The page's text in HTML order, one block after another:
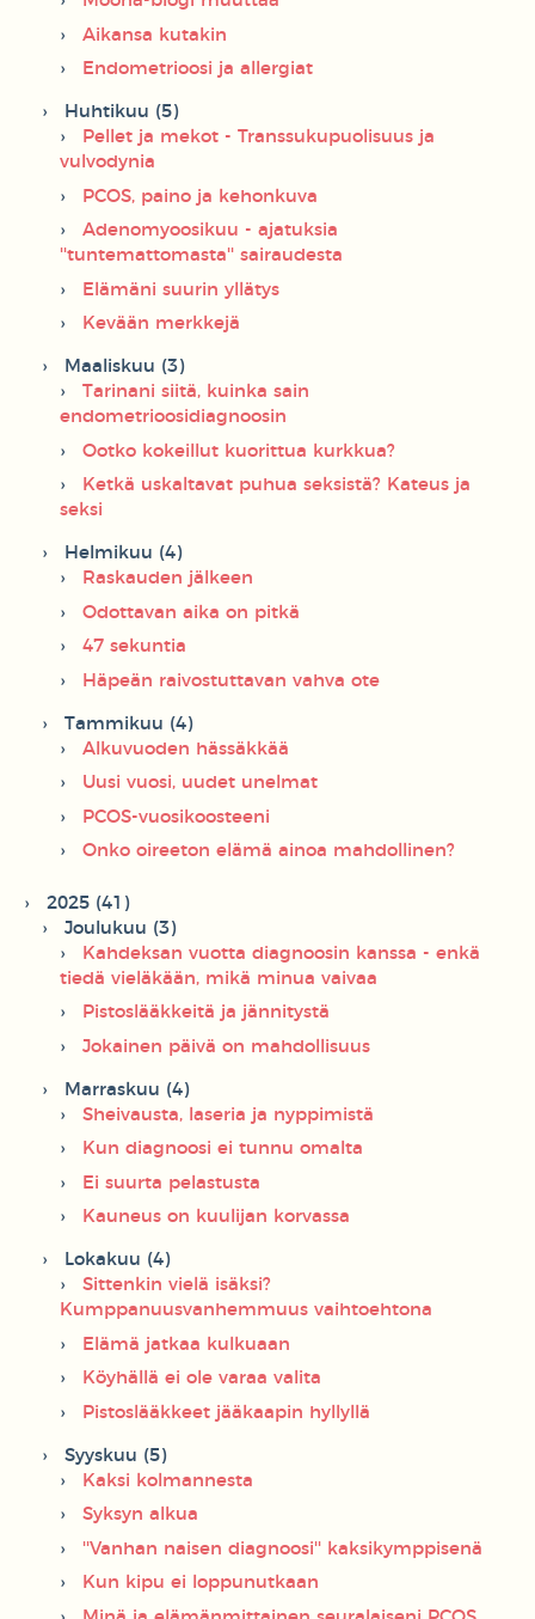
Aikansa kutakin
Endometrioosi ja allergiat
Huhtikuu (5)
Pellet ja mekot - Transsukupuolisuus ja
vulvodynia
PCOS, paino ja kehonkuva
Adenomyoosikuu - ajatuksia
''tuntemattomasta'' sairaudesta
Elämäni suurin yllätys
Kevään merkkejä
Maaliskuu (3)
Tarinani siitä, kuinka sain
endometrioosidiagnoosin
Ootko kokeillut kuorittua kurkkua?
Ketkä uskaltavat puhua seksistä? Kateus ja
seksi
Helmikuu (4)
Raskauden jälkeen
Odottavan aika on pitkä
47 sekuntia
Häpeän raivostuttavan vahva ote
Tammikuu (4)
Alkuvuoden hässäkkää
Uusi vuosi, uudet unelmat
PCOS-vuosikoosteeni
Onko oireeton elämä ainoa mahdollinen?
2025 (41)
Joulukuu (3)
Kahdeksan vuotta diagnoosin kanssa - enkä
tiedä vieläkään, mikä minua vaivaa
Pistoslääkkeitä ja jännitystä
Jokainen päivä on mahdollisuus
Marraskuu (4)
Sheivausta, laseria ja nyppimistä
Kun diagnoosi ei tunnu omalta
Ei suurta pelastusta
Kauneus on kuulijan korvassa
Lokakuu (4)
Sittenkin vielä isäksi?
Kumppanuusvanhemmuus vaihtoehtona
Elämä jatkaa kulkuaan
Köyhällä ei ole varaa valita
Pistoslääkkeet jääkaapin hyllyllä
Syyskuu (5)
Kaksi kolmannesta
Syksyn alkua
''Vanhan naisen diagnoosi'' kaksikymppisenä
Kun kipu ei loppunutkaan